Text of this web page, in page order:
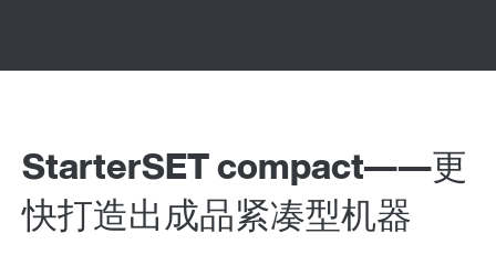
StarterSET compact——更
快打造出成品紧凑型机器